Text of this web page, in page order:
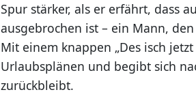
Spur stärker, als er erfährt, dass
ausgebrochen ist – ein Mann,
Mit einem knappen „Des isch
Urlaubsplänen und begibt sich
zurückbleibt.